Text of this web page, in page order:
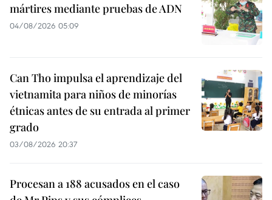
mártires mediante pruebas de ADN
04/08/2026 05:09
Can Tho impulsa el aprendizaje del
vietnamita para niños de minorías
étnicas antes de su entrada al primer
grado
03/08/2026 20:37
Procesan a 188 acusados en el caso